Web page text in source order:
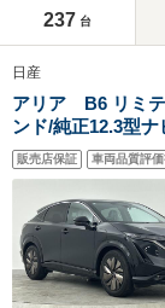
237 台
日産
アリア B6 リミ
ンド/純正12.3型
ジェントルームミ
ター/前席エアシー
イール/ETC
販売店保証 車両品質評